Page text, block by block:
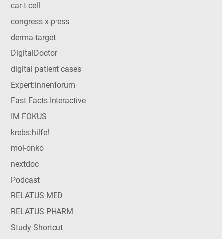
car-t-cell
congress x-press
derma-target
DigitalDoctor
digital patient cases
Expert:innenforum
Fast Facts Interactive
IM FOKUS
krebs:hilfe!
mol-onko
nextdoc
Podcast
RELATUS MED
RELATUS PHARM
Study Shortcut